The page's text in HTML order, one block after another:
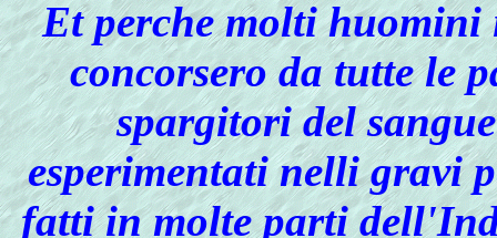
Et perche molti
concorsero da tutte le
spargitori del
esperimentati nelli gravi
fatti in molte parti